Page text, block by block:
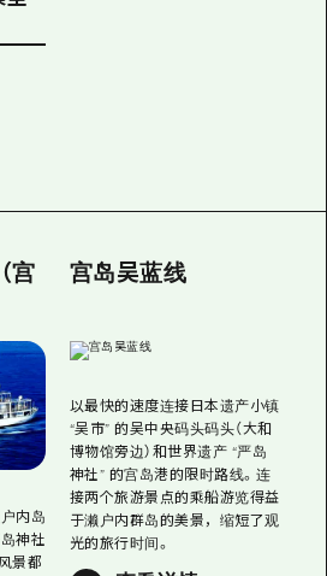
宫
内岛
神社
景都
宫岛吴蓝线
以最快的速度连接日本遗产小镇
“吴市” 的吴中央码头码头（大和
博物馆旁边）和世界遗产 “严岛
神社” 的宫岛港的限时路线。连
接两个旅游景点的乘船游览得益
于濑户内群岛的美景，缩短了观
光的旅行时间。